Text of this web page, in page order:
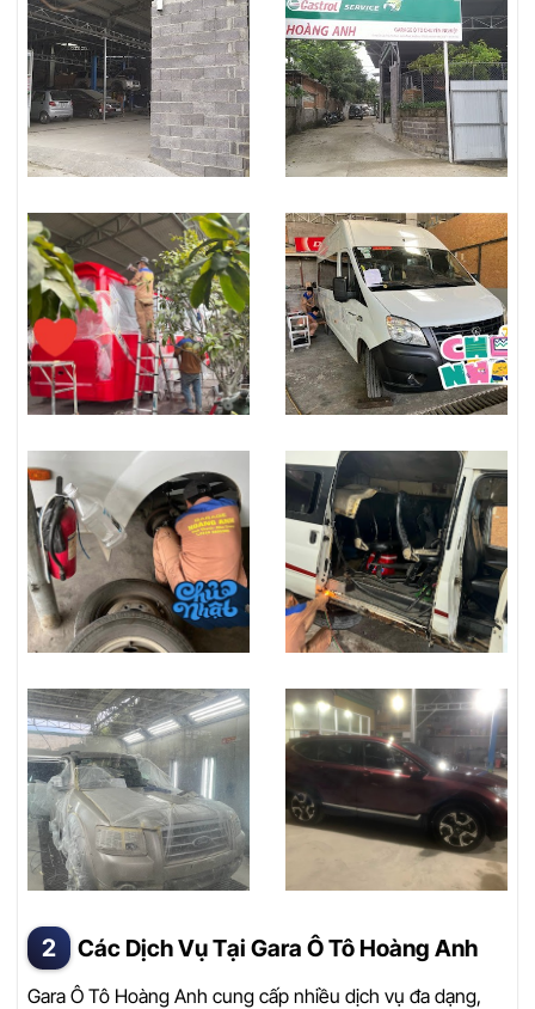
Các Dịch Vụ Tại Gara Ô Tô Hoàng Anh
Gara Ô Tô Hoàng Anh cung cấp nhiều dịch vụ đa dạng,